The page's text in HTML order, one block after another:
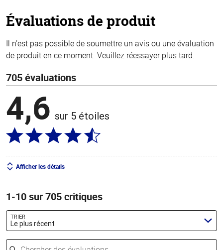
Évaluations de produit
Il n’est pas possible de soumettre un avis ou une évaluation
de produit en ce moment. Veuillez réessayer plus tard.
705 évaluations
4,6 sur 5 étoiles
Afficher les détails
1-10 sur 705 critiques
TRIER
Le plus récent
Chercher des évaluations